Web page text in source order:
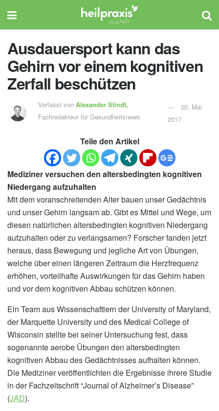
Ausdauersport kann das
Gehirn vor einem kognitiven
Zerfall beschützen
Verfasst vonAlexander Stindt,
Fachredakteur für Gesundheitsnews
20. Mai
2017
Teile den Artikel
Mediziner versuchen den altersbedingten kognitiven
Niedergang aufzuhalten
Mit dem voranschreitenden Alter bauen unser Gedächtnis
und unser Gehirn langsam ab. Gibt es Mittel und Wege, um
diesen natürlichen altersbedingten kognitiven Niedergang
aufzuhalten oder zu verlangsamen? Forscher fanden jetzt
heraus, dass Bewegung und jegliche Art von Übungen,
welche über einen längeren Zeitraum die Herzfrequenz
erhöhen, vorteilhafte Auswirkungen für das Gehirn haben
und vor dem kognitiven Abbau schützen können.
Ein Team aus Wissenschaftlern der University of Maryland,
der Marquette University und des Medical College of
Wisconsin stellte bei seiner Untersuchung fest, dass
sogenannte aerobe Übungen den altersbedingten
kognitiven Abbau des Gedächtnisses aufhalten können.
Die Mediziner veröffentlichten die Ergebnisse ihrere Studie
in der Fachzeitschrift “Journal of Alzheimer’s Disease”
(JAD).